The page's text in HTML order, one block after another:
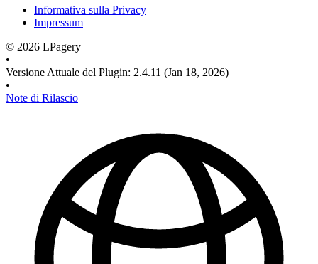
Informativa sulla Privacy
Impressum
© 2026 LPagery
•
Versione Attuale del Plugin: 2.4.11 (Jan 18, 2026)
•
Note di Rilascio